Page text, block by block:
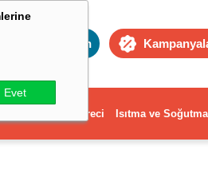
Evet
Toptan
ve Ev Gereci Isıtma ve Soğutma